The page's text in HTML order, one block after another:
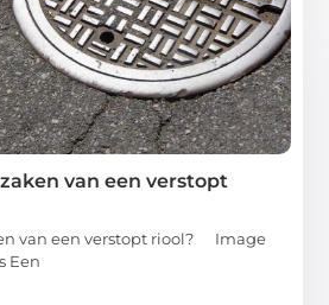
van een verstopt
van een verstopt riool? ‍ Image
Een